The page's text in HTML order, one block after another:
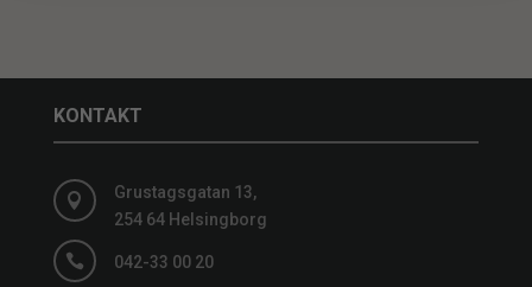
KONTAKT

Grustagsgatan 13,
254 64 Helsingborg
 042-33 00 20